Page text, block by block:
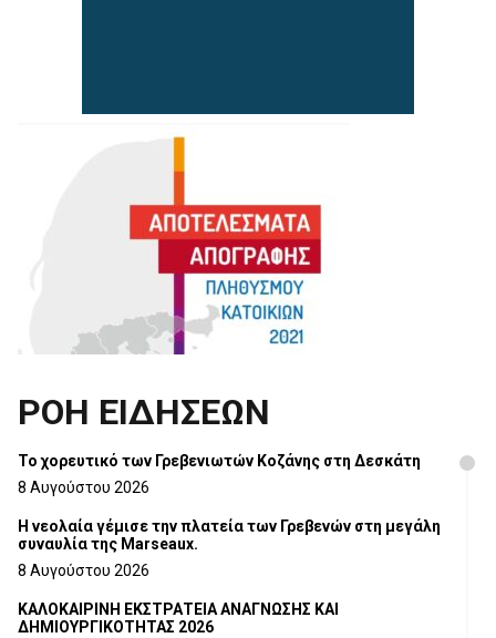
ΡΟΗ ΕΙΔΗΣΕΩΝ
Το χορευτικό των Γρεβενιωτών Κοζάνης στη Δεσκάτη
8 Αυγούστου 2026
Η νεολαία γέμισε την πλατεία των Γρεβενών στη μεγάλη
συναυλία της Marseaux.
8 Αυγούστου 2026
ΚΑΛΟΚΑΙΡΙΝΗ ΕΚΣΤΡΑΤΕΙΑ ΑΝΑΓΝΩΣΗΣ ΚΑΙ
ΔΗΜΙΟΥΡΓΙΚΟΤΗΤΑΣ 2026